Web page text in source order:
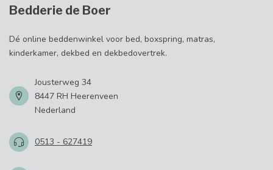
Bedderie de Boer
Dé online beddenwinkel voor bed, boxspring, matras,
kinderkamer, dekbed en dekbedovertrek.
Jousterweg 34
8447 RH Heerenveen
Nederland
0513 - 627419